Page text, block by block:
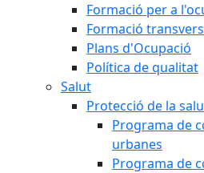
Formació per a
Formació
Plans d'Ocupació
Política de qualitat
Salut
Protecció de la
Programa de
urbanes
Programa de